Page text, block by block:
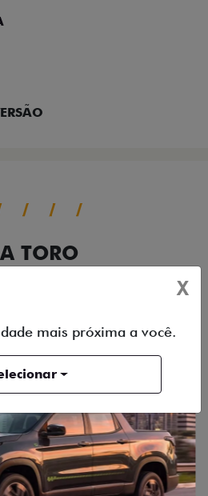
TORO
X
mais próxima a você.